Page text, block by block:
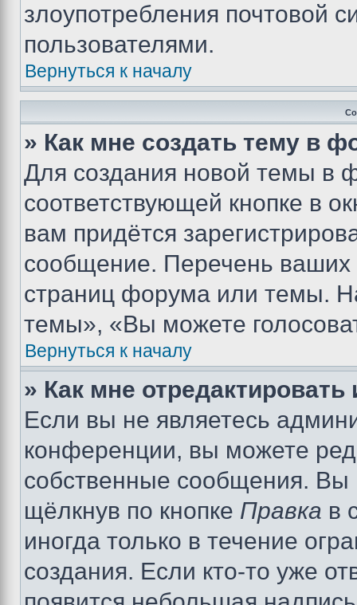
злоупотребления почтовой
пользователями.
Вернуться к началу
» Как мне создать тему в
Для создания новой темы в
соответствующей кнопке в
вам придётся
сообщение. Перечень ваших
страниц форума или темы.
темы», «Вы можете
Вернуться к началу
» Как мне
Если вы не являетесь
конференции, вы можете
собственные сообщения. Вы
щёлкнув по кнопке Правка в
иногда только в течение
создания. Если кто-то уже